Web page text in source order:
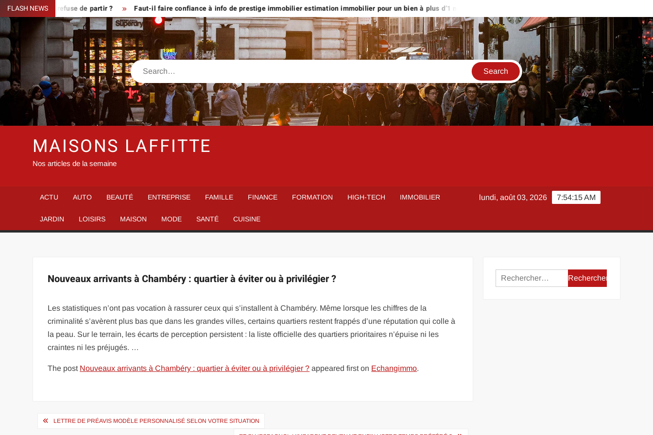
Skip
to
content
FLASH NEWS
le fermier refuse de partir ? Faut-il faire confiance à info de prestige immobilier estimation immobilier pour un bien à plus d’1 million d’euros ?
Search
MAISONS LAFFITTE
Nos articles de la semaine
ACTU AUTO BEAUTÉ ENTREPRISE FAMILLE FINANCE FORMATION HIGH-TECH IMMOBILIER
JARDIN LOISIRS MAISON MODE SANTÉ CUISINE
7:54:15 AM
lundi, août 03, 2026
Nouveaux arrivants à Chambéry : quartier à éviter ou à privilégier ?
Les statistiques n’ont pas vocation à rassurer ceux qui s’installent à Chambéry. Même lorsque les chiffres de la
criminalité s’avèrent plus bas que dans les grandes villes, certains quartiers restent frappés d’une réputation qui colle à
la peau. Sur le terrain, les écarts de perception persistent : la liste officielle des quartiers prioritaires n’épuise ni les
craintes ni les préjugés. …
The post Nouveaux arrivants à Chambéry : quartier à éviter ou à privilégier ? appeared first on Echangimmo.
Navigation
LETTRE DE PRÉAVIS MODÈLE PERSONNALISÉ SELON VOTRE SITUATION
Rechercher :